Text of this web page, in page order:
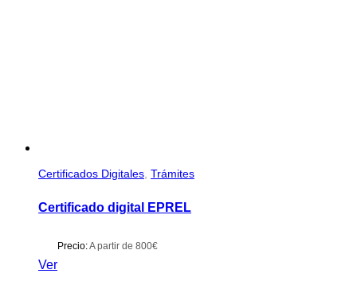
Certificados Digitales Trámites
Certificado digital EPREL
Precio:A partir de 800€
Ver